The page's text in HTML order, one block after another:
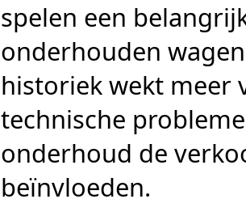
spelen een
onderhouden
historiek wekt meer
technische
onderhoud de
beïnvloeden.